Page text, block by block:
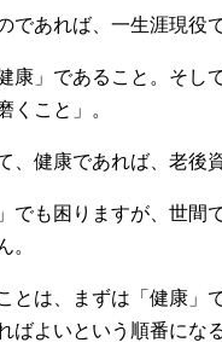
であれば、一生涯現役
康」であること。そし
くこと」。
、健康であれば、老後
でも困りますが、世間
。
とは、まずは「健康」
ばよいという順番にな